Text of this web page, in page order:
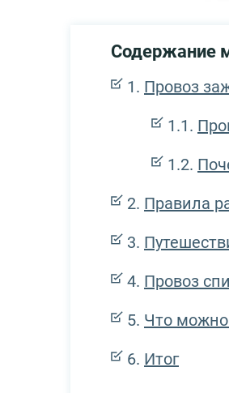
Содержание
Провоз
Правила
Провоз
Что можно
Итог